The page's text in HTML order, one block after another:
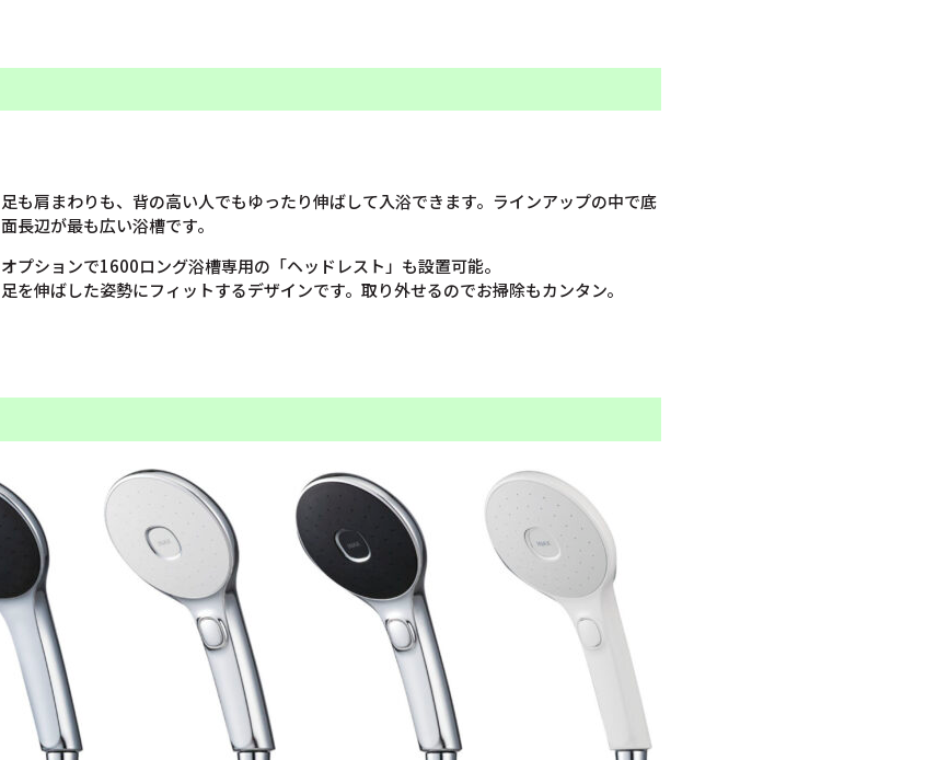
足も肩まわりも、背の高い人でもゆったり伸ばして入浴できます。ラインアップの中で底
面長辺が最も広い浴槽です。
オプションで1600ロング浴槽専用の「ヘッドレスト」も設置可能。
足を伸ばした姿勢にフィットするデザインです。取り外せるのでお掃除もカンタン。